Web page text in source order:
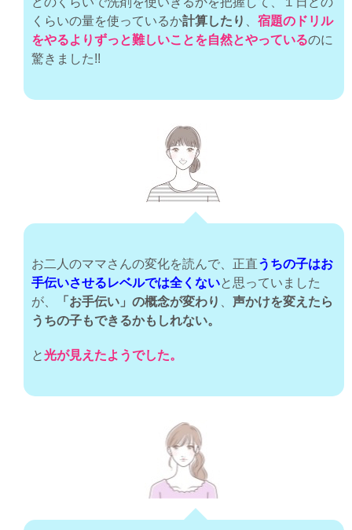
くらいの量を使っているか計算したり
宿題のドリル
をやるよりずっと難しいことを自然とやっているのに
驚きました!!
お二人のママさんの変化を読んで、正直うちの子はお
手伝いさせるレベルでは全くないと思っていました
が、
「お手伝い」の概念が変わり
声かけを変えたら
うちの子もできるかもしれない。
と光が見えたようでした。